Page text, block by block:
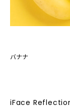
バナナ
iFace Reflection